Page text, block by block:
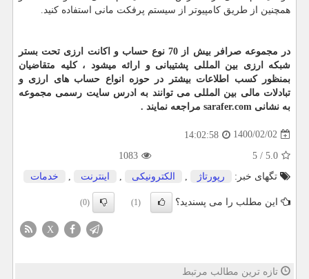
همچنین از طریق کامپیوتر از سیستم پرفکت مانی استفاده کنید.
در مجموعه صرافر بیش از 70 نوع حساب و اکانت ارزی تحت بستر
شبکه ارزی بین المللی پشتیبانی و ارائه میشود ، کلیه متقاضیان
بمنظور کسب اطلاعات بیشتر در حوزه انواع حساب های ارزی و
تبادلات مالی بین المللی می توانند به ادرس سایت رسمی مجموعه
به نشانی sarafer.com مراجعه نمایند .
1400/02/02
14:02:58
5.0
/
5
1083
تگهای خبر:
رپورتاژ الكترونیكی اینترنت خدمات
این مطلب را می پسندید؟ (1)
(0)
X
تازه ترین مطالب مرتبط